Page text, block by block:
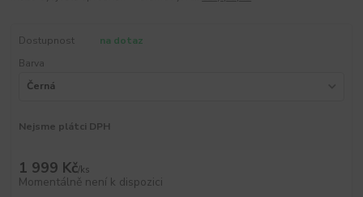
Dostupnost
na dotaz
Barva
Nejsme plátci DPH
1 999 Kč/ks
Momentálně není k dispozici